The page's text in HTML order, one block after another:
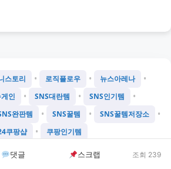
댓글 스크랩 조회 239
스토리 • 로직플로우 • 뉴스아레나 •
인 • SNS대란템 • SNS인기템 •
완판템 • SNS꿀템 • SNS꿀템저장소 •
쿠팡샵 • 쿠팡인기템
©2026 Chatgtmini 프로젝트